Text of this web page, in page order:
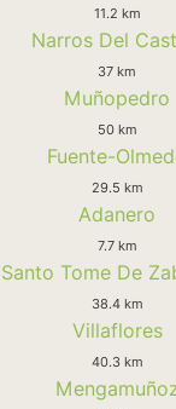
11.2 km
Narros Del
37 km
Muñopedro
50 km
Fuente-
29.5 km
Adanero
7.7 km
Santo Tome De
38.4 km
Villaflores
40.3 km